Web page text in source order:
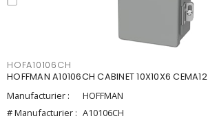
HOFA10106CH
HOFFMAN A10106CH CABINET 10X10X6 CEMA12
Manufacturier :
HOFFMAN
# Manufacturier : A10106CH